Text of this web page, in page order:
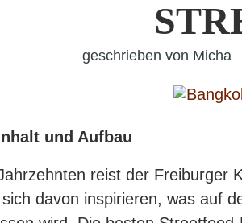
geschrieben von Micha
und Aufbau
reist der Freiburger
sich davon inspirieren, was auf